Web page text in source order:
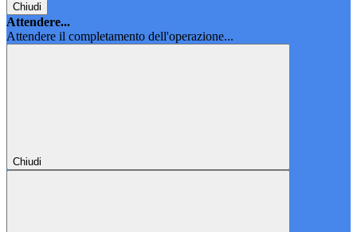
Chiudi
Attendere...
Attendere il completamento dell'operazione...
Chiudi